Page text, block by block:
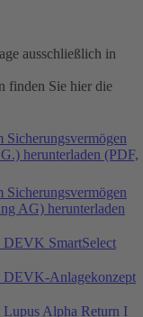
ausschließlich in
finden Sie hier die
herunterladen (PDF,
AG) herunterladen
DEVK SmartSelect
DEVK-Anlagekonzept
Alpha Return I